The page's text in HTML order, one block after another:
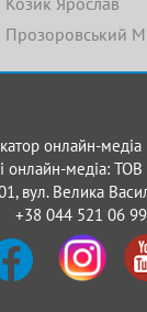
Прозоровський
онлайн-
онлайн-медіа:
вул. Велика
+38 044 521 06 99